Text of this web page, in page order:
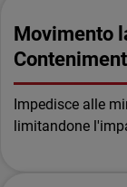
Movimento
Impedisce alle
limitandone